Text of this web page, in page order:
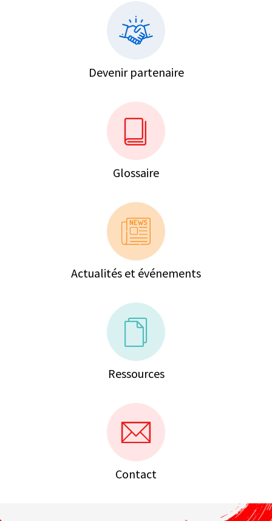
Devenir partenaire
Glossaire
Actualités et événements
Ressources
Contact